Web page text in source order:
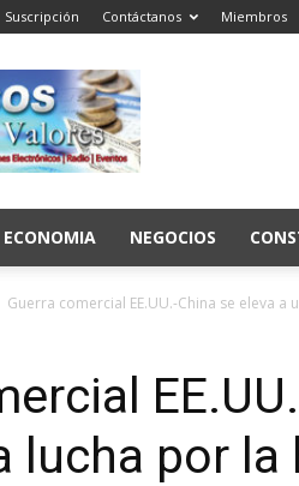
Suscripción Contáctanos Miembros
ECONOMIA NEGOCIOS
Guerra comercial EE.UU.-China se eleva
lucha por